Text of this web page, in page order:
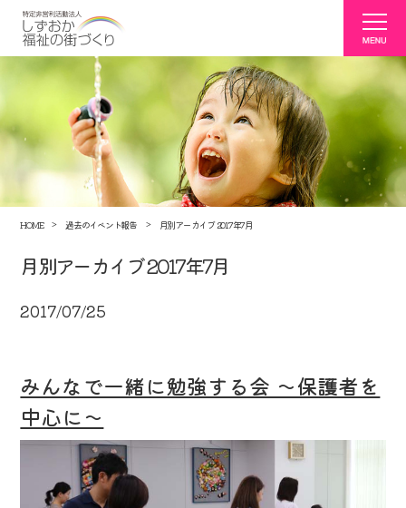
HOME 過去のイベント報告 月別アーカイブ 2017年7月
月別アーカイブ 2017年7月
2017/07/25
みんなで一緒に勉強する会 ～保護者を
中心に～